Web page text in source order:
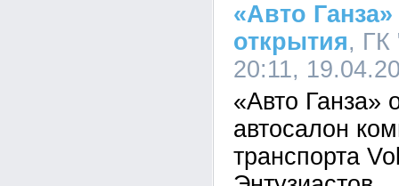
«Авто
открытия, ГК
20:11,
«Авто Ганза»
автосалон
транспорта